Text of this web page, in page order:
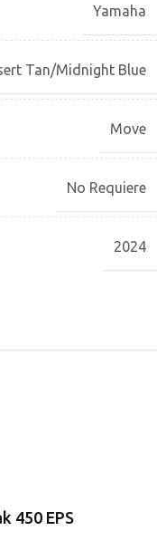
Yamaha
Tan/Midnight Blue
Move
No Requiere
2024
450 EPS